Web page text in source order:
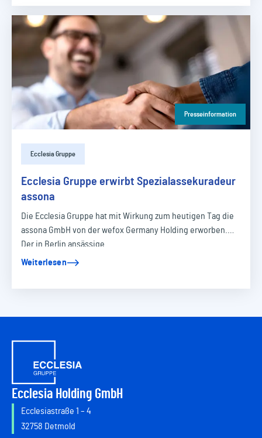
Presseinformation
Ecclesia Gruppe
Ecclesia Gruppe erwirbt Spezialassekuradeur
assona
Die Ecclesia Gruppe hat mit Wirkung zum heutigen Tag die
assona GmbH von der wefox Germany Holding erworben.
Der in Berlin ansässige…
Weiterlesen
Ecclesia Holding GmbH
Ecclesiastraße 1 – 4
32758 Detmold